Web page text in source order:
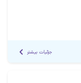
جزئیات بیشتر